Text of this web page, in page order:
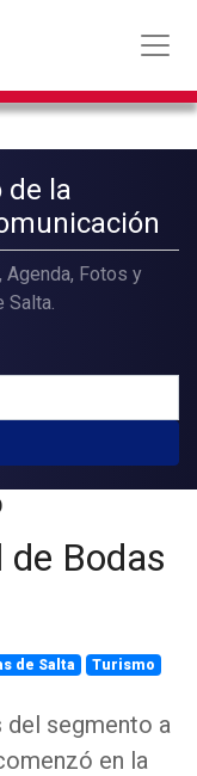
de la
Fotos y
Salta.
Bodas
de Salta
Turismo
del segmento a
en la